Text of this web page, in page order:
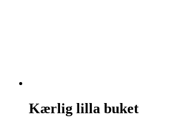
Kærlig lilla buket